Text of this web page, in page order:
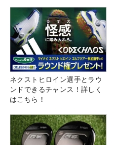
ネクストヒロイン選手とラウ
ンドできるチャンス！詳しく
はこちら！